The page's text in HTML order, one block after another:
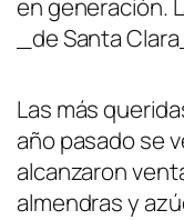
en generación.
_de Santa
Las más
año pasado se
alcanzaron
almendras y